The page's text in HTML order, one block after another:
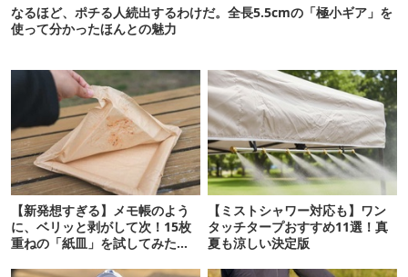
なるほど、ポチる人続出するわけだ。全長5.5cmの「極小ギア」を
使って分かったほんとの魅力
【新発想すぎる】メモ帳のよう
に、ベリッと剥がして次！15枚
重ねの「紙皿」を試してみた
【ミストシャワー対応も】ワン
タッチタープおすすめ11選！真
夏も涼しい決定版